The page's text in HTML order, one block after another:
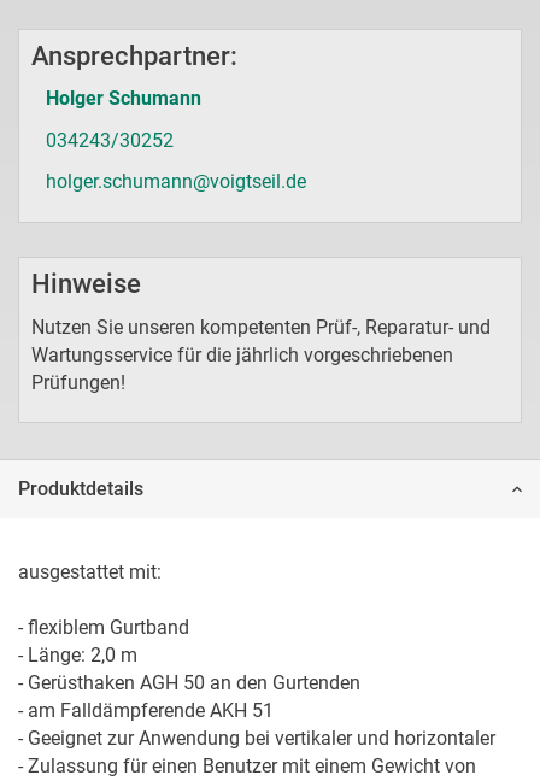
Ansprechpartner:
Holger Schumann
034243/30252
holger.schumann@voigtseil.de
Hinweise
Nutzen Sie unseren kompetenten Prüf-, Reparatur- und
Wartungsservice für die jährlich vorgeschriebenen
Prüfungen!
Produktdetails
ausgestattet mit:
- flexiblem Gurtband
- Länge: 2,0 m
- Gerüsthaken AGH 50 an den Gurtenden
- am Falldämpferende AKH 51
- Geeignet zur Anwendung bei vertikaler und horizontaler
- Zulassung für einen Benutzer mit einem Gewicht von